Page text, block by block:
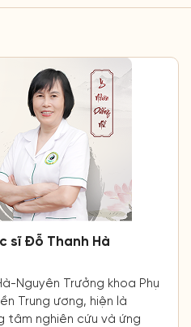
sĩ Đỗ Thanh Hà
Nguyên Trưởng khoa Phụ
Trung ương, hiện là
tâm nghiên cứu và ứng